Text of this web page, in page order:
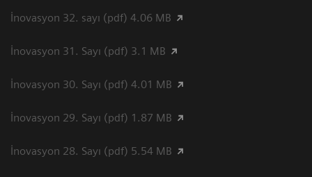
İnovasyon 32. sayı (pdf) 4.06 MB
İnovasyon 31. Sayı (pdf) 3.1 MB
İnovasyon 30. Sayı (pdf) 4.01 MB
İnovasyon 29. Sayı (pdf) 1.87 MB
İnovasyon 28. Sayı (pdf) 5.54 MB